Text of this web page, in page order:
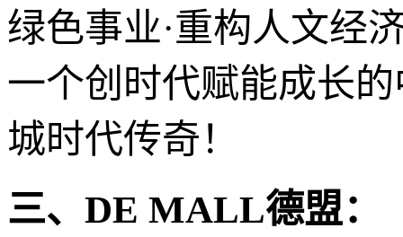
绿色事业·重构人文经
一个创时代赋能成长
城时代传奇！
三、DE MALL德盟：